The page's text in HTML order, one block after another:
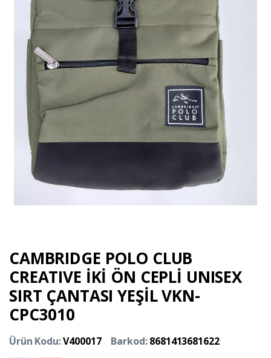
CAMBRIDGE POLO CLUB
CREATIVE İKİ ÖN CEPLİ UNISEX
SIRT ÇANTASI YEŞİL VKN-
CPC3010
Ürün Kodu:V400017 Barkod:8681413681622